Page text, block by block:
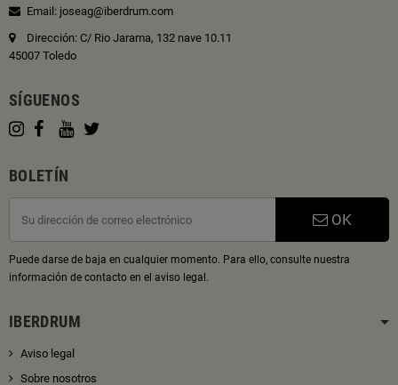
Email: joseag@iberdrum.com
Dirección: C/ Rio Jarama, 132 nave 10.11
45007 Toledo
SÍGUENOS
BOLETÍN
OK
Puede darse de baja en cualquier momento. Para ello, consulte nuestra
información de contacto en el aviso legal.
IBERDRUM
Aviso legal
Sobre nosotros